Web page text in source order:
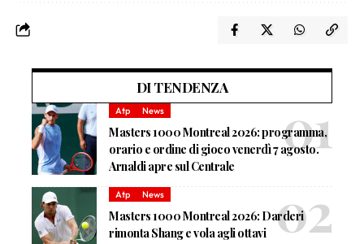
DI TENDENZA
Atp News
Masters 1000 Montreal 2026: programma,
orario e ordine di gioco venerdì 7 agosto.
Arnaldi apre sul Centrale
Atp News
Masters 1000 Montreal 2026: Darderi
rimonta Shang e vola agli ottavi